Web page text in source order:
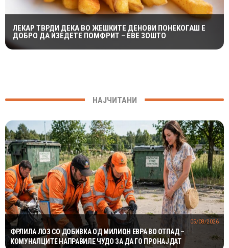
ЛЕКАР ТВРДИ ДЕКА ВО ЖЕШКИТЕ ДЕНОВИ ПОНЕКОГАШ Е
ДОБРО ДА ИЗЕДЕТЕ ПОМФРИТ – ЕВЕ ЗОШТО
НАЈЧИТАНИ
ФРЛИЛА ЛОЗ СО ДОБИВКА ОД МИЛИОН ЕВРА ВО ОТПАД –
КОМУНАЛЦИТЕ НАПРАВИЛЕ ЧУДО ЗА ДА ГО ПРОНАЈДАТ
05/08/2026